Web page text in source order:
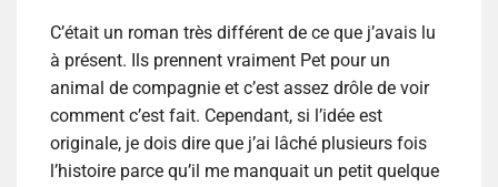
C’était un roman très différent de ce que j’avais lu
à présent. Ils prennent vraiment Pet pour un
animal de compagnie et c’est assez drôle de voir
comment c’est fait. Cependant, si l’idée est
originale, je dois dire que j’ai lâché plusieurs fois
l’histoire parce qu’il me manquait un petit quelque